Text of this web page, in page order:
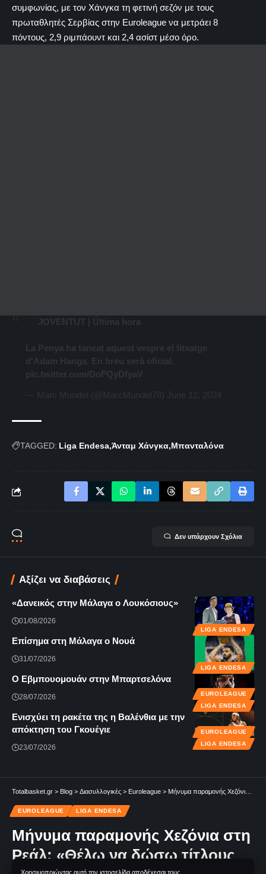
Χρησιμοποιώντας αυτή την ιστοσελίδα αποδέχεσαι τους
συμφωνίας, με τον Χάνγκα τη φετινή σεζόν με τους
πρωταθλητές Σερβίας στην Euroleague να μετράει 8
πόντους, 2,9 ριμπάουντ και 2,4 ασίστ μέσο όρο.
TAGGED: Liga Endesa Άνταμ Χάνγκα Μπανταλόνα
Δεν υπάρχουν Σχόλια
Αξίζει να διαβάσεις
LIGA ENDESA
«Δανεικός στην Μάλαγα ο Λουκόσιους»
01/08/2026
LIGA ENDESA
Επίσημα στη Μάλαγα ο Νουά
31/07/2026
EUROLEAGUE
LIGA ENDESA
Ο Εβμπουομουάν στην Μπαρτσελόνα
28/07/2026
EUROLEAGUE
LIGA ENDESA
Ενισχύει τη ρακέτα της η Βαλένθια με την
απόκτηση του Γκουέγιε
23/07/2026
Totalbasket.gr > Blog > Διασυλλογικές > Euroleague > Μήνυμα παραμονής Χεζόνια στη Ρεάλ: «Θέλω να δώσω τίτλους στην ομάδα»
EUROLEAGUE LIGA ENDESA
Μήνυμα παραμονής Χεζόνια στη
Ρεάλ: «Θέλω να δώσω τίτλους